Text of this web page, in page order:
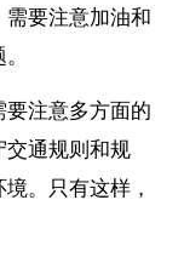
要注意加油和
注意多方面的
交通规则和规
。只有这样，